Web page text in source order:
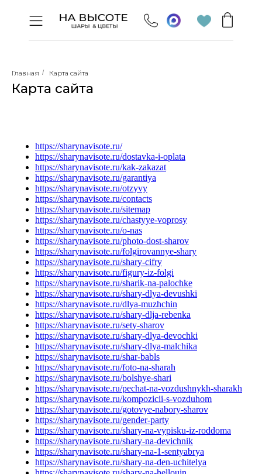
Главная / Карта сайта
Карта сайта
https://sharynavisote.ru/
https://sharynavisote.ru/dostavka-i-oplata
https://sharynavisote.ru/kak-zakazat
https://sharynavisote.ru/garantiya
https://sharynavisote.ru/otzyvy
https://sharynavisote.ru/contacts
https://sharynavisote.ru/sitemap
https://sharynavisote.ru/chastyye-voprosy
https://sharynavisote.ru/o-nas
https://sharynavisote.ru/photo-dost-sharov
https://sharynavisote.ru/folgirovannye-shary
https://sharynavisote.ru/shary-cifry
https://sharynavisote.ru/figury-iz-folgi
https://sharynavisote.ru/sharik-na-palochke
https://sharynavisote.ru/shary-dlya-devushki
https://sharynavisote.ru/dlya-muzhchin
https://sharynavisote.ru/shary-dlja-rebenka
https://sharynavisote.ru/sety-sharov
https://sharynavisote.ru/shary-dlya-devochki
https://sharynavisote.ru/shary-dlya-malchika
https://sharynavisote.ru/shar-babls
https://sharynavisote.ru/foto-na-sharah
https://sharynavisote.ru/bolshye-shari
https://sharynavisote.ru/pechat-na-vozdushnykh-sharakh
https://sharynavisote.ru/kompozicii-s-vozduhom
https://sharynavisote.ru/gotovye-nabory-sharov
https://sharynavisote.ru/gender-party
https://sharynavisote.ru/shary-na-vypisku-iz-roddoma
https://sharynavisote.ru/shary-na-devichnik
https://sharynavisote.ru/shary-na-1-sentyabrya
https://sharynavisote.ru/shary-na-den-uchitelya